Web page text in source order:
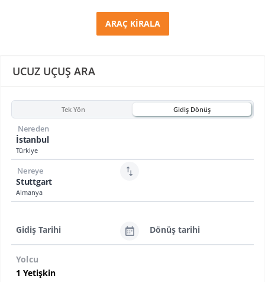
UCUZ UÇUŞ ARA
Tek Yön Gidiş Dönüş
İstanbul
Türkiye
Nereden
Stuttgart
Almanya
Nereye
Gidiş Tarihi Dönüş tarihi
Yolcu
ARAÇ KİRALA